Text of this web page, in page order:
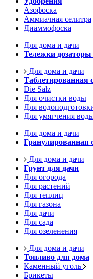
Азофоска
Аммиачная селитра
Диаммофоска
Для дома и дачи
Тележки дозаторы
Для дома и дачи
Таблетированная
Die Salz
Для очистки воды
Для
Для умягчения
Для дома и дачи
Гранулированная
Для дома и дачи
Грунт для дачи
Для огорода
Для растений
Для теплиц
Для газона
Для дачи
Для сада
Для озеленения
Для дома и дачи
Топливо для дома
Каменный уголь
Брикеты